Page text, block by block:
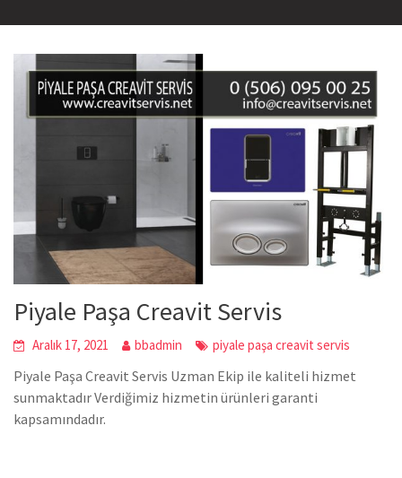
Piyale Paşa Creavit Servis
Aralık 17, 2021 bbadmin piyale paşa creavit servis
Piyale Paşa Creavit Servis Uzman Ekip ile kaliteli hizmet
sunmaktadır Verdiğimiz hizmetin ürünleri garanti
kapsamındadır.